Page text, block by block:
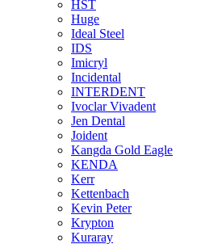
HST
Huge
Ideal Steel
IDS
Imicryl
Incidental
INTERDENT
Ivoclar Vivadent
Jen Dental
Joident
Kangda Gold Eagle
KENDA
Kerr
Kettenbach
Kevin Peter
Krypton
Kuraray